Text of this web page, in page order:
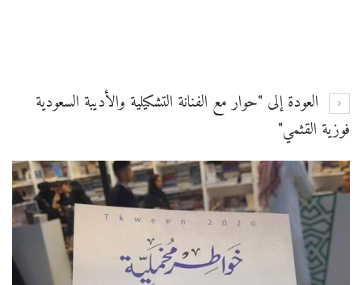
العودة إلى "حوار مع الفنانة التشكيلية والأديبة السعودية
فوزية القثمي"